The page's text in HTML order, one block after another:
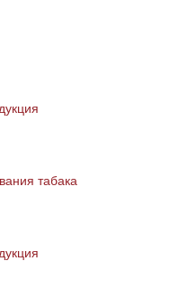
табака